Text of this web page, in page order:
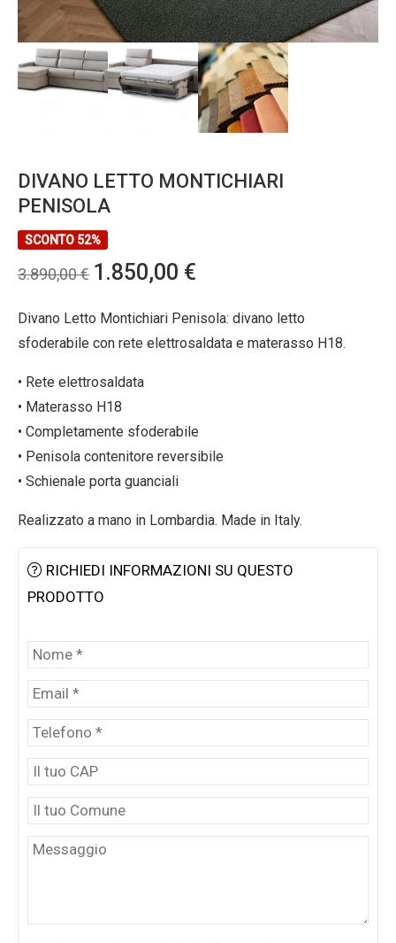
DIVANO LETTO MONTICHIARI
PENISOLA
SCONTO 52%
3.890,00€
Il
originale
era:
1.850,00 €
attuale
è:
Divano Letto Montichiari Penisola: divano letto
sfoderabile con rete elettrosaldata e materasso H18.
• Rete elettrosaldata
• Materasso H18
• Completamente sfoderabile
• Penisola contenitore reversibile
• Schienale porta guanciali
Realizzato a mano in Lombardia. Made in Italy.
RICHIEDI INFORMAZIONI SU QUESTO
PRODOTTO